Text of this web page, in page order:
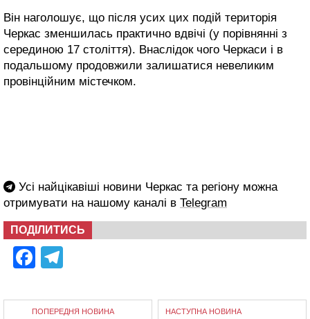
Він наголошує, що після усих цих подій територія
Черкас зменшилась практично вдвічі (у порівнянні з
серединою 17 століття). Внаслідок чого Черкаси і в
подальшому продовжили залишатися невеликим
провінційним містечком.
Усі найцікавіші новини Черкас та регіону можна
отримувати на нашому каналі в Telegram
ПОДІЛИТИСЬ
Facebook
ПОПЕРЕДНЯ НОВИНА НАСТУПНА НОВИНА